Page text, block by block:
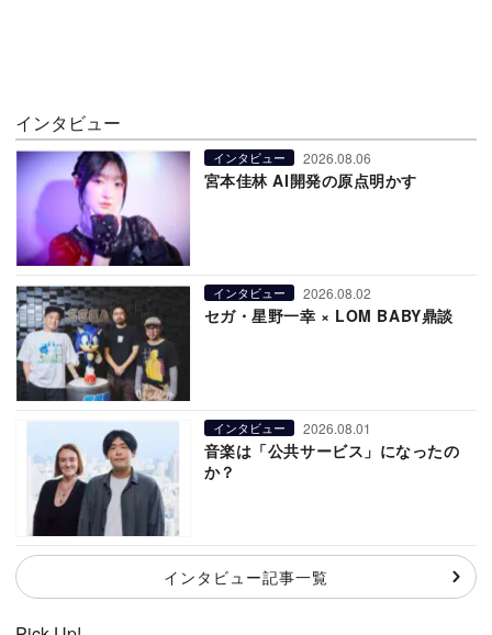
インタビュー
インタビュー 2026.08.06
宮本佳林 AI開発の原点明かす
インタビュー 2026.08.02
セガ・星野一幸 × LOM BABY鼎談
インタビュー 2026.08.01
音楽は「公共サービス」になったの
か？
インタビュー記事一覧